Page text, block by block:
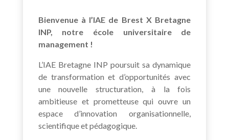
Bienvenue à l’IAE de Brest X Bretagne
INP, notre école universitaire de
management !
L’IAE Bretagne INP poursuit sa dynamique
de transformation et d’opportunités avec
une nouvelle structuration, à la fois
ambitieuse et prometteuse qui ouvre un
espace d’innovation organisationnelle,
scientifique et pédagogique.